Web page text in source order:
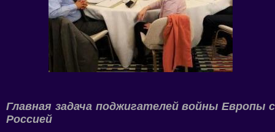
Главная задача поджигателей войны Европы с
Россией